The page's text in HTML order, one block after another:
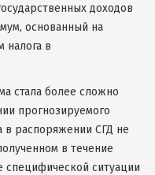
доходов
основанный на
налога в
стала более сложно
прогнозируемого
в распоряжении СГД не
в течение
специфической ситуации